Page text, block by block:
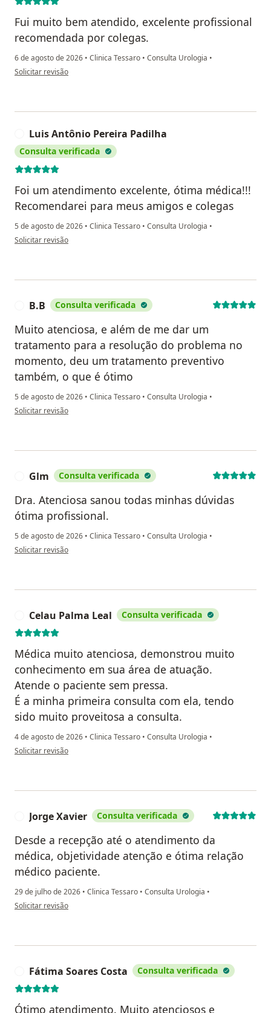
Fui muito bem atendido, excelente profissional
recomendada por colegas.
6 de agosto de 2026 • Clinica Tessaro • Consulta Urologia •
na opinião do utilizador JORGE ANTÔNIO
Solicitar revisão
Luis Antônio Pereira Padilha
Consulta verificada
Foi um atendimento excelente, ótima médica!!!
Recomendarei para meus amigos e colegas
5 de agosto de 2026 • Clinica Tessaro • Consulta Urologia •
na opinião do utilizador Luis Antônio Pereira Padilha
Solicitar revisão
B.B Consulta verificada
Muito atenciosa, e além de me dar um
tratamento para a resolução do problema no
momento, deu um tratamento preventivo
também, o que é ótimo
5 de agosto de 2026 • Clinica Tessaro • Consulta Urologia •
na opinião do utilizador B.B
Solicitar revisão
Glm Consulta verificada
Dra. Atenciosa sanou todas minhas dúvidas
ótima profissional.
5 de agosto de 2026 • Clinica Tessaro • Consulta Urologia •
na opinião do utilizador Glm
Solicitar revisão
Celau Palma Leal Consulta verificada
Médica muito atenciosa, demonstrou muito
conhecimento em sua área de atuação.
Atende o paciente sem pressa.
É a minha primeira consulta com ela, tendo
sido muito proveitosa a consulta.
4 de agosto de 2026 • Clinica Tessaro • Consulta Urologia •
na opinião do utilizador Celau Palma Leal
Solicitar revisão
Jorge Xavier Consulta verificada
Desde a recepção até o atendimento da
médica, objetividade atenção e ótima relação
médico paciente.
29 de julho de 2026 • Clinica Tessaro • Consulta Urologia •
na opinião do utilizador Jorge Xavier
Solicitar revisão
Fátima Soares Costa Consulta verificada
Ótimo atendimento. Muito atenciosos e